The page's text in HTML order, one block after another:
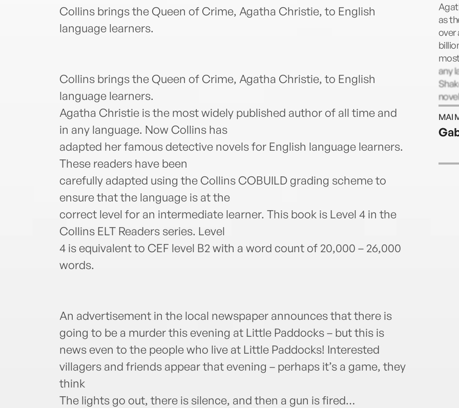
Collins brings the Queen of Crime, Agatha Christie, to English
language learners.
Collins brings the Queen of Crime, Agatha Christie, to English
language learners.
Agatha Christie is the most widely published author of all time and
in any language. Now Collins has
adapted her famous detective novels for English language learners.
These readers have been
carefully adapted using the Collins COBUILD grading scheme to
ensure that the language is at the
correct level for an intermediate learner. This book is Level 4 in the
Collins ELT Readers series. Level
4 is equivalent to CEF level B2 with a word count of 20,000 – 26,000
words.
An advertisement in the local newspaper announces that there is
going to be a murder this evening at Little Paddocks – but this is
news even to the people who live at Little Paddocks! Interested
villagers and friends appear that evening – perhaps it’s a game, they
think
The lights go out, there is silence, and then a gun is fired…
as
over
any
six
MAI